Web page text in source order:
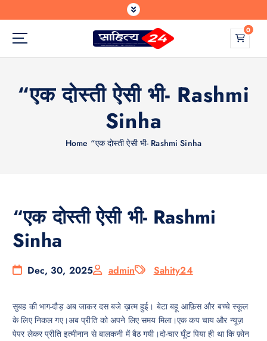
k
t
Where Every Writer Finds a Voice
0
“एक दोस्ती ऐसी भी- Rashmi
Sinha
Home “एक दोस्ती ऐसी भी- Rashmi Sinha
“एक दोस्ती ऐसी भी- Rashmi
Sinha
Dec, 30, 2025 admin Sahity24
सुबह की भाग-दौड़ अब जाकर दस बजे ख़त्म हुई। बेटा बहू आफ़िस और बच्चे स्कूल
के लिए निकल गए।अब प्रीति को अपने लिए समय मिला।एक कप चाय और न्यूज़
पेपर लेकर प्रीति इत्मीनान से बालकनी में बैठ गयी।दो-चार घूँट पिया ही था कि फ़ोन